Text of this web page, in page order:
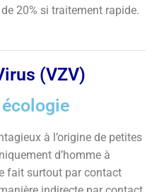
20% si traitement rapide.
(VZV)
à l’origine de petites
d’homme à
fait surtout par contact